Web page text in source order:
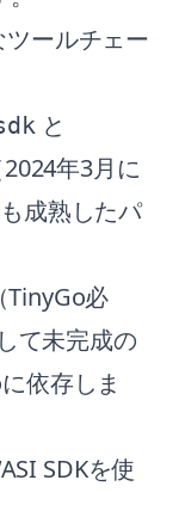
ールチェー
と
年3月に
成熟したパ
TinyGo必
て未完成の
依存しま
SDKを使